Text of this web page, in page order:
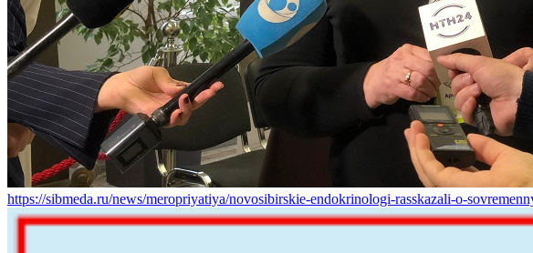
https://sibmeda.ru/news/meropriyatiya/novosibirskie-endokrinologi-rasskazali-o-